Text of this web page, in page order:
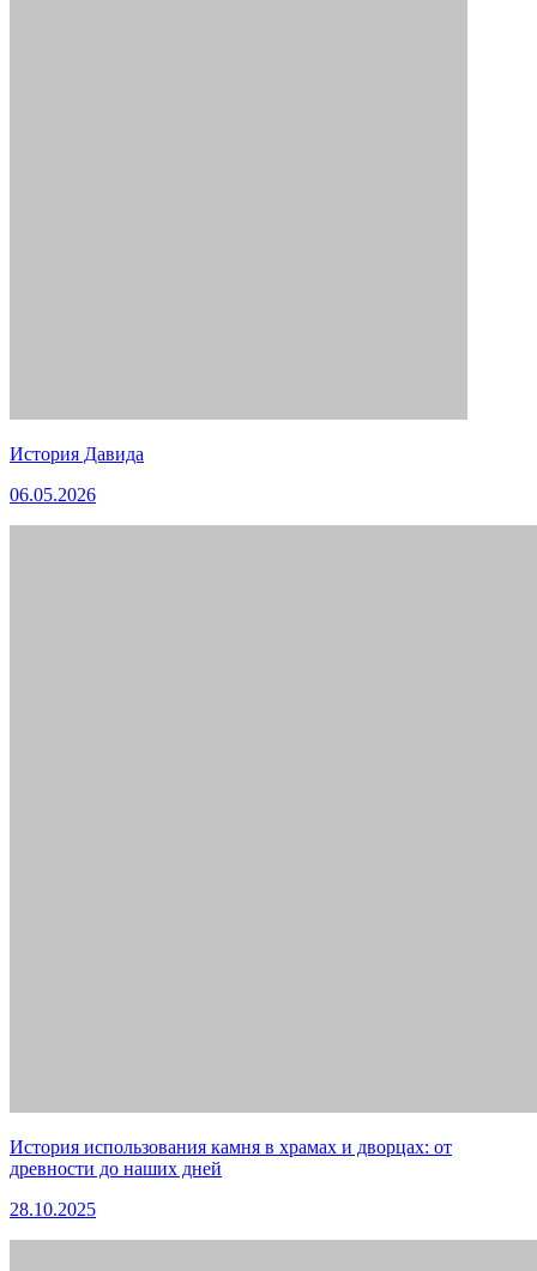
История Давида
06.05.2026
История использования камня в храмах и дворцах: от
древности до наших дней
28.10.2025